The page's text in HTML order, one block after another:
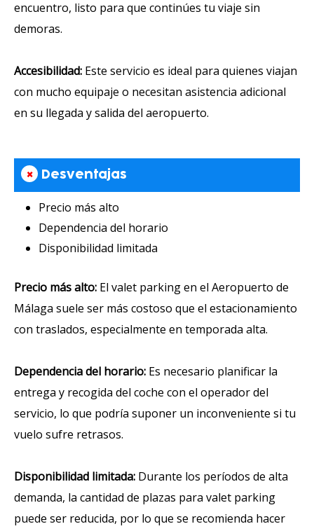
encuentro, listo para que continúes tu viaje sin
demoras.
Accesibilidad: Este servicio es ideal para quienes viajan
con mucho equipaje o necesitan asistencia adicional
en su llegada y salida del aeropuerto.
× Desventajas
Precio más alto
Dependencia del horario
Disponibilidad limitada
Precio más alto: El valet parking en el Aeropuerto de
Málaga suele ser más costoso que el estacionamiento
con traslados, especialmente en temporada alta.
Dependencia del horario: Es necesario planificar la
entrega y recogida del coche con el operador del
servicio, lo que podría suponer un inconveniente si tu
vuelo sufre retrasos.
Disponibilidad limitada: Durante los períodos de alta
demanda, la cantidad de plazas para valet parking
puede ser reducida, por lo que se recomienda hacer